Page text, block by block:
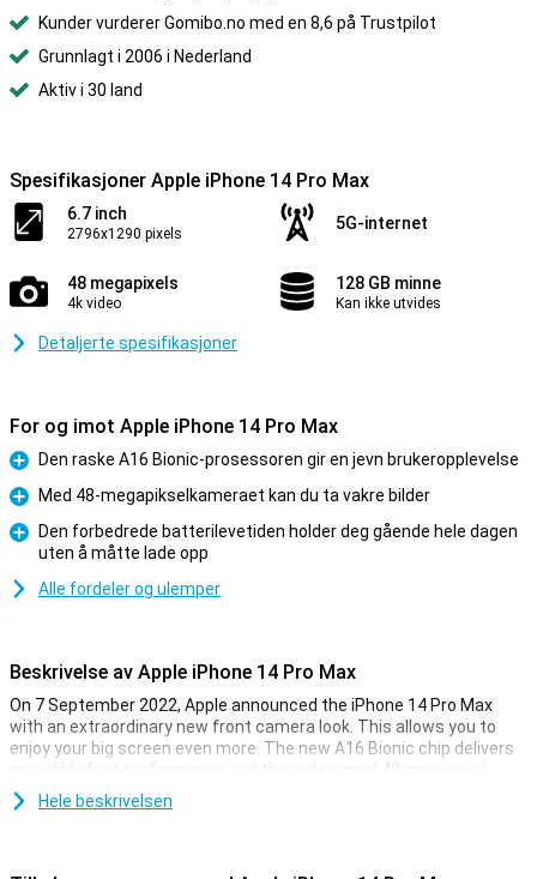
Kunder vurderer Gomibo.no med en 8,6 på Trustpilot
Grunnlagt i 2006 i Nederland
Aktiv i 30 land
Spesifikasjoner Apple iPhone 14 Pro Max
6.7 inch
2796x1290 pixels
5G-internet
48 megapixels
4k video
128 GB minne
Kan ikke utvides
Detaljerte spesifikasjoner
For og imot Apple iPhone 14 Pro Max
Fordel
Den raske A16 Bionic-prosessoren gir en jevn brukeropplevelse
Fordel
Med 48-megapikselkameraet kan du ta vakre bilder
Fordel
Den forbedrede batterilevetiden holder deg gående hele dagen
uten å måtte lade opp
Alle fordeler og ulemper
Beskrivelse av Apple iPhone 14 Pro Max
On 7 September 2022, Apple announced the iPhone 14 Pro Max
with an extraordinary new front camera look. This allows you to
enjoy your big screen even more. The new A16 Bionic chip delivers
incredibly fast performance and the redesigned 48-megapixel
camera lets you take great photos.
Hele beskrivelsen